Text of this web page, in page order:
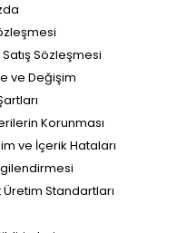
Sözleşmesi
ve Değişim
Korunması
ve İçerik Hataları
Standartları